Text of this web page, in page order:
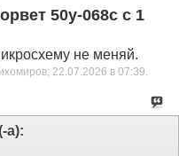
50у-068с с 1
не меняй.
22.07.2026 в 07:39.
а):